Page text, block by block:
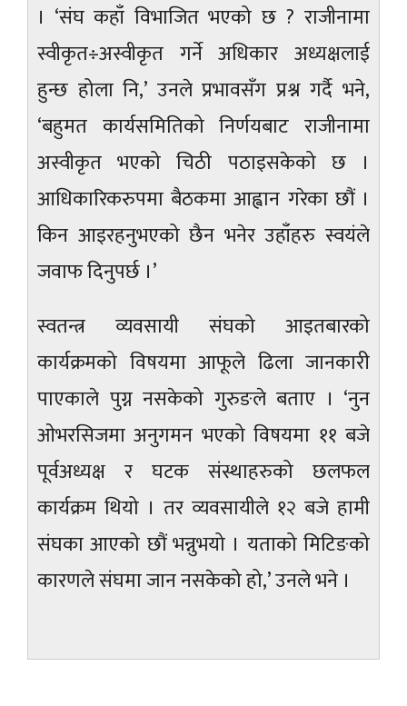
। ‘संघ कहाँ विभाजित भएको छ ? राजीनामा
स्वीकृत÷अस्वीकृत गर्ने अधिकार अध्यक्षलाई
हुन्छ होला नि,’ उनले प्रभावसँग प्रश्न गर्दै भने,
‘बहुमत कार्यसमितिको निर्णयबाट राजीनामा
अस्वीकृत भएको चिठी पठाइसकेको छ ।
आधिकारिकरुपमा बैठकमा आह्वान गरेका छौं ।
किन आइरहनुभएको छैन भनेर उहाँहरु स्वयंले
जवाफ दिनुपर्छ ।’
स्वतन्त्र व्यवसायी संघको आइतबारको
कार्यक्रमको विषयमा आफूले ढिला जानकारी
पाएकाले पुग्न नसकेको गुरुङले बताए । ‘नुन
ओभरसिजमा अनुगमन भएको विषयमा ११ बजे
पूर्वअध्यक्ष र घटक संस्थाहरुको छलफल
कार्यक्रम थियो । तर व्यवसायीले १२ बजे हामी
संघका आएको छौं भन्नुभयो । यताको मिटिङको
कारणले संघमा जान नसकेको हो,’ उनले भने ।